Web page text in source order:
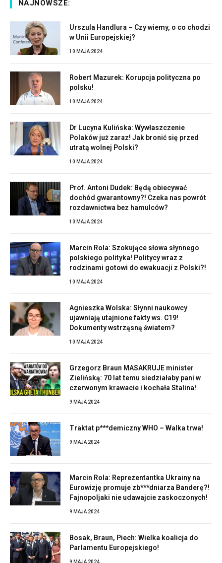
NAJNOWSZE:
Urszula Handlura – Czy wiemy, o co chodzi
w Unii Europejskiej?
10 MAJA 2024
Robert Mazurek: Korupcja polityczna po
polsku!
10 MAJA 2024
Dr Lucyna Kulińska: Wywłaszczenie
Polaków już zaraz! Jak bronić się przed
utratą wolnej Polski?
10 MAJA 2024
Prof. Antoni Dudek: Będą obiecywać
dochód gwarantowny?! Czeka nas powrót
rozdawnictwa bez hamulców?
10 MAJA 2024
Marcin Rola: Szokujące słowa słynnego
polskiego polityka! Politycy wraz z
rodzinami gotowi do ewakuacji z Polski?!
10 MAJA 2024
Agnieszka Wolska: Słynni naukowcy
ujawniają utajnione fakty ws. C19!
Dokumenty wstrząsną światem?
10 MAJA 2024
Grzegorz Braun MASAKRUJE minister
Zielińską: 70 lat temu siedziałaby pani w
czerwonym krawacie i kochała Stalina!
9 MAJA 2024
Traktat p***demiczny WHO – Walka trwa!
9 MAJA 2024
Marcin Rola: Reprezentantka Ukrainy na
Eurowizję promuje zb***dniarza Banderę?!
Fajnopoljaki nie udawajcie zaskoczonych!
9 MAJA 2024
Bosak, Braun, Piech: Wielka koalicja do
Parlamentu Europejskiego!
9 MAJA 2024